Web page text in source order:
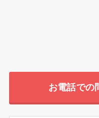
お電話での